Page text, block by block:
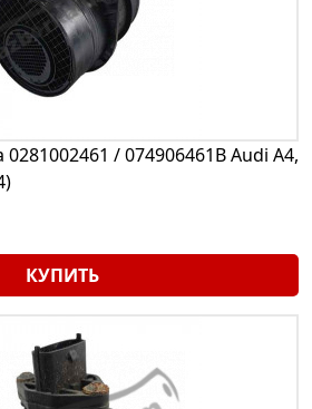
/ 074906461B Audi A4,
КУПИТЬ